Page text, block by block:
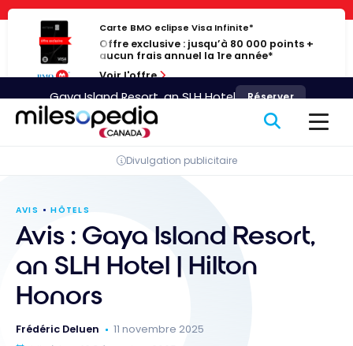
Panneau de gestion des cookies
Passer
contenu
Carte BMO eclipse Visa Infinite*
Offre exclusive : jusqu’à 80 000 points +
aucun frais annuel la 1re année*
Voir l'offre
Divulgation publicitaire
AVIS HÔTELS
Avis : Gaya Island Resort,
an SLH Hotel | Hilton
Honors
Frédéric Deluen
11 novembre 2025
Gaya Island Resort, an SLH Hotel Réserver